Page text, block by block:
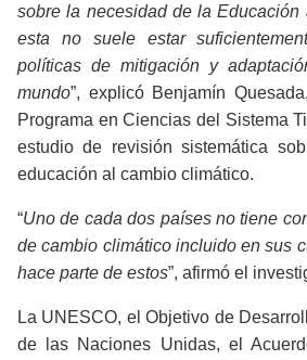
sobre la necesidad de la Educación
esta no suele estar
políticas de mitigación y
mundo”, explicó Benjamín
Programa en Ciencias del Sistema
estudio de revisión sistemática
educación al cambio climático.
“Uno de cada dos países no tiene
de cambio climático incluido en sus
hace parte de estos”, afirmó el
La UNESCO, el Objetivo de
de las Naciones Unidas, el